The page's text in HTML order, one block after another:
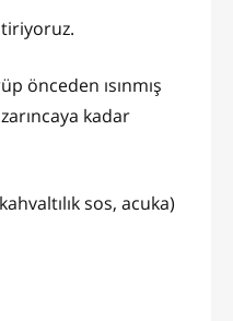
önceden ısınmış
kadar
sos, acuka)